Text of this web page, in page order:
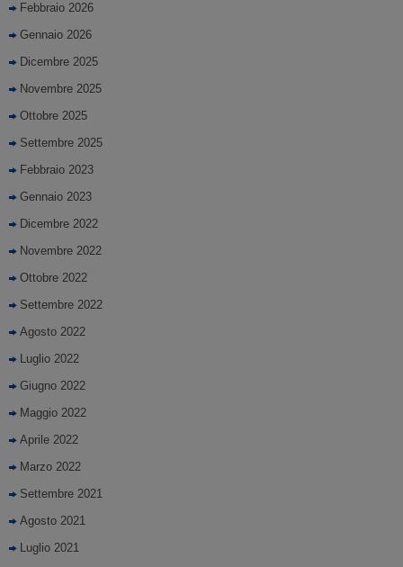
Febbraio 2026
Gennaio 2026
Dicembre 2025
Novembre 2025
Ottobre 2025
Settembre 2025
Febbraio 2023
Gennaio 2023
Dicembre 2022
Novembre 2022
Ottobre 2022
Settembre 2022
Agosto 2022
Luglio 2022
Giugno 2022
Maggio 2022
Aprile 2022
Marzo 2022
Settembre 2021
Agosto 2021
Luglio 2021